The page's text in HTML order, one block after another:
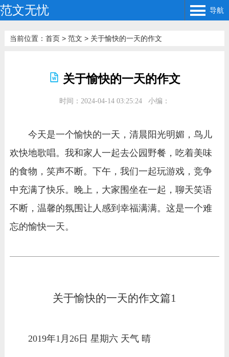
范文无忧 导航
当前位置： 首页> 范文 > 关于愉快的一天的作文
关于愉快的一天的作文
时间：2024-04-14 03:25:24 小编：
今天是一个愉快的一天，清晨阳光明媚，鸟儿
欢快地歌唱。我和家人一起去公园野餐，吃着美味
的食物，笑声不断。下午，我们一起玩游戏，竞争
中充满了快乐。晚上，大家围坐在一起，聊天笑语
不断，温馨的氛围让人感到幸福满满。这是一个难
忘的愉快一天。
关于愉快的一天的作文篇1
2019年1月26日 星期六 天气 晴